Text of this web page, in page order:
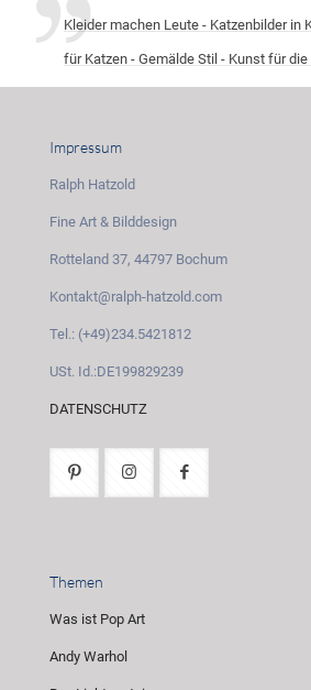
Kleider machen Leute - Katzenbilder in
für Katzen - Gemälde Stil - Kunst für die
Impressum
Ralph Hatzold
Fine Art & Bilddesign
Rotteland 37, 44797 Bochum
Kontakt@ralph-hatzold.com
Tel.: (+49)234.5421812
USt. Id.:DE199829239
DATENSCHUTZ
Themen
Was ist Pop Art
Andy Warhol